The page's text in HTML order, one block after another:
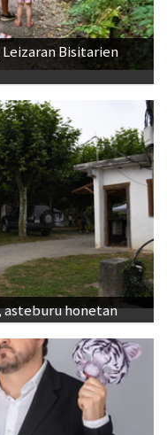
Bisitarien
asteburu honetan